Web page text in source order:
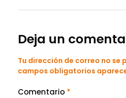
Deja un
Tu dirección de correo no se
campos obligatorios
Comentario *